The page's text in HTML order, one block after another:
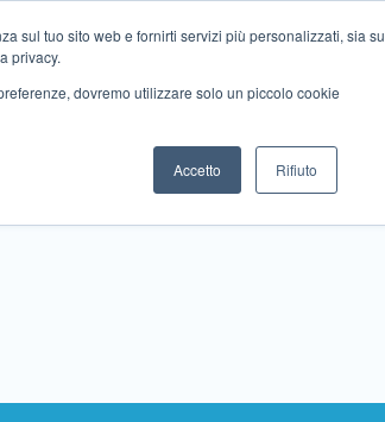
sul tuo sito web e fornirti servizi più personalizzati, sia su
privacy.
dovremo utilizzare solo un piccolo cookie
Accetto Rifiuto